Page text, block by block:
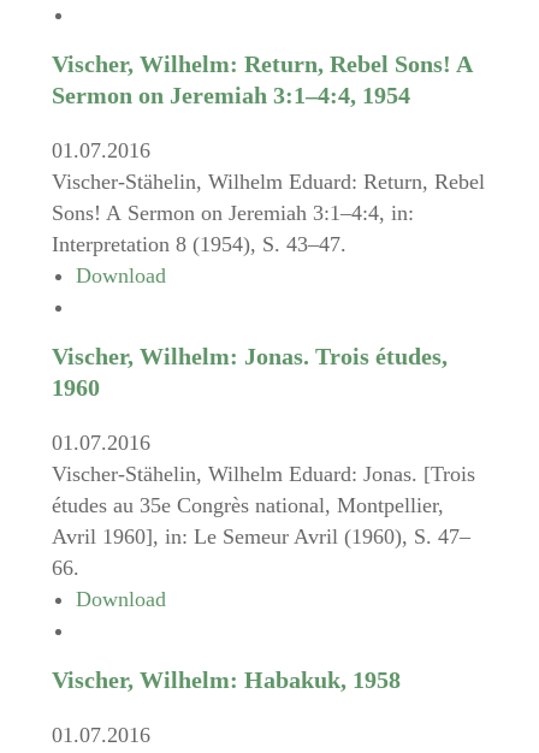
Vischer, Wilhelm: Return, Rebel Sons! A
Sermon on Jeremiah 3:1–4:4, 1954
01.07.2016
Vischer-Stähelin, Wilhelm Eduard: Return, Rebel
Sons! A Sermon on Jeremiah 3:1–4:4, in:
Interpretation 8 (1954), S. 43–47.
Download
Vischer, Wilhelm: Jonas. Trois études,
1960
01.07.2016
Vischer-Stähelin, Wilhelm Eduard: Jonas. [Trois
études au 35e Congrès national, Montpellier,
Avril 1960], in: Le Semeur Avril (1960), S. 47–
66.
Download
Vischer, Wilhelm: Habakuk, 1958
01.07.2016